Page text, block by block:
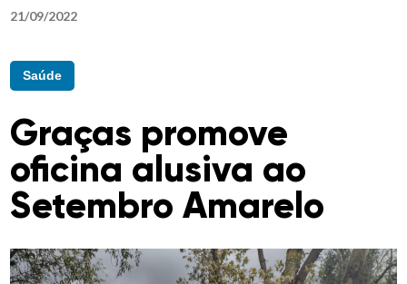
21/09/2022
Saúde
Graças promove
oficina alusiva ao
Setembro Amarelo